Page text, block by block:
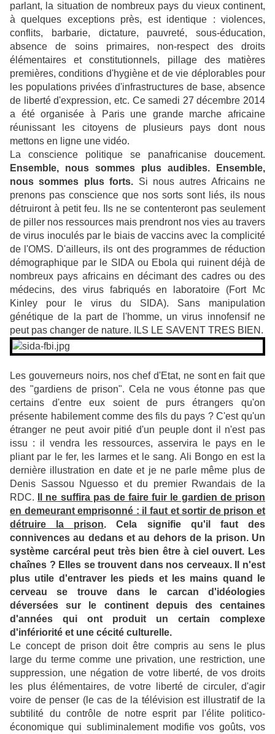
parlant, la situation de nombreux pays du vieux continent,
à quelques exceptions près, est identique : violences,
conflits, barbarie, dictature, pauvreté, sous-éducation,
absence de soins primaires, non-respect des droits
élémentaires et constitutionnels, pillage des matières
premières, conditions d'hygiène et de vie déplorables pour
les populations privées d'infrastructures de base, absence
de liberté d'expression, etc. Ce samedi 27 décembre 2014
a été organisée à Paris une grande marche africaine
réunissant les citoyens de plusieurs pays dont nous
mettons en ligne une vidéo.
La conscience politique se panafricanise doucement.
Ensemble, nous sommes plus audibles. Ensemble,
nous sommes plus forts. Si nous autres Africains ne
prenons pas conscience que nos sorts sont liés, ils nous
détruiront à petit feu. Ils ne se contenteront pas seulement
de piller nos ressources mais prendront nos vies au travers
de virus inoculés par le biais de vaccins avec la complicité
de l'OMS. D'ailleurs, ils ont des programmes de réduction
démographique par le SIDA ou Ebola qui ruinent déjà de
nombreux pays africains en décimant des cadres ou des
médecins, des virus fabriqués en laboratoire (Fort Mc
Kinley pour le virus du SIDA). Sans manipulation
génétique de la part de l'homme, un virus innofensif ne
peut pas changer de nature. ILS LE SAVENT TRES BIEN.
Les gouverneurs noirs, nos chef d'Etat, ne sont en fait que
des "gardiens de prison". Cela ne vous étonne pas que
certains d'entre eux soient de purs étrangers qu'on
présente habilement comme des fils du pays ? C'est qu'un
étranger ne peut avoir pitié d'un peuple dont il n'est pas
issu : il vendra les ressources, asservira le pays en le
pliant par le fer, les larmes et le sang. Ali Bongo en est la
dernière illustration en date et je ne parle même plus de
Denis Sassou Nguesso et du premier Rwandais de la
RDC.
Il ne suffira pas de faire fuir le gardien de prison
en demeurant emprisonné : il faut et sortir de prison et
détruire la prison. Cela signifie qu'il faut des
connivences au dedans et au dehors de la prison. Un
système carcéral peut très bien être à ciel ouvert. Les
chaînes ? Elles se trouvent dans nos cerveaux. Il n'est
plus utile d'entraver les pieds et les mains quand le
cerveau se trouve dans le carcan d'idéologies
déversées sur le continent depuis des centaines
d'années qui ont produit un certain complexe
d'infériorité et une cécité culturelle.
Le concept de prison doit être compris au sens le plus
large du terme comme une privation, une restriction, une
suppression, une négation de votre liberté, de vos droits
les plus élémentaires, de votre liberté de circuler, d'agir
voire de penser (le cas de la télévision est illustratif de la
subtilité du contrôle de notre esprit par l'élite politico-
économique qui subliminalement modifie vos goûts, vos